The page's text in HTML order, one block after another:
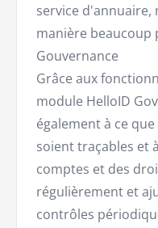
service d'annuaire,
manière beaucoup
Gouvernance
Grâce aux
module HelloID
également à ce
soient traçables et
comptes et des
régulièrement et
contrôles